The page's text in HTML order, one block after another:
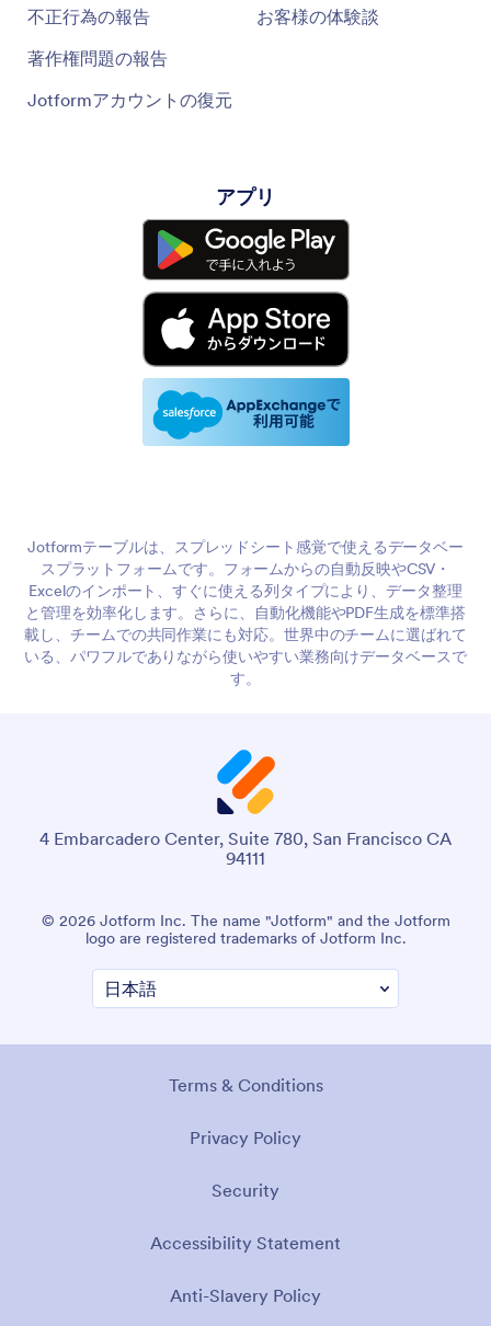
不正行為の報告
著作権問題の報告
Jotformアカウントの復元
お客様の体験談
アプリ
Jotformテーブルは、スプレッドシート感覚で使えるデータベー
スプラットフォームです。フォームからの自動反映やCSV・
Excelのインポート、すぐに使える列タイプにより、データ整理
と管理を効率化します。さらに、自動化機能やPDF生成を標準搭
載し、チームでの共同作業にも対応。世界中のチームに選ばれて
いる、パワフルでありながら使いやすい業務向けデータベースで
す。
4 Embarcadero Center, Suite 780, San Francisco CA
94111
© 2026 Jotform Inc. The name "Jotform" and the Jotform
logo are registered trademarks of Jotform Inc.
Terms & Conditions
Privacy Policy
Security
Accessibility Statement
Anti-Slavery Policy